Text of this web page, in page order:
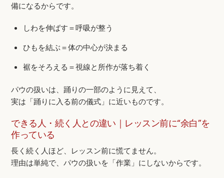
備になるからです。
しわを伸ばす＝呼吸が整う
ひもを結ぶ＝体の中心が決まる
裾をそろえる＝視線と所作が落ち着く
パウの扱いは、踊りの一部のように見えて、
実は「踊りに入る前の儀式」に近いものです。
できる人・続く人との違い｜レッスン前に“余白”を
作っている
長く続く人ほど、レッスン前に慌てません。
理由は単純で、パウの扱いを「作業」にしないからです。